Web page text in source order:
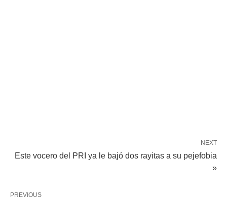
NEXT
Este vocero del PRI ya le bajó dos rayitas a su pejefobia
»
PREVIOUS